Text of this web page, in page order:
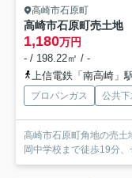
高崎市石原町
高崎市石原町売土地
1,180万円
- / 198.22㎡ / -
上信電鉄「南高崎」
プロパンガス 公共
高崎市石原町角地の売
岡中学校まで徒歩19分、